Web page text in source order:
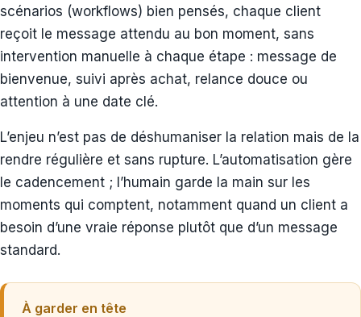
scénarios (workflows) bien pensés, chaque client
reçoit le message attendu au bon moment, sans
intervention manuelle à chaque étape : message de
bienvenue, suivi après achat, relance douce ou
attention à une date clé.
L’enjeu n’est pas de déshumaniser la relation mais de la
rendre régulière et sans rupture. L’automatisation gère
le cadencement ; l’humain garde la main sur les
moments qui comptent, notamment quand un client a
besoin d’une vraie réponse plutôt que d’un message
standard.
À garder en tête